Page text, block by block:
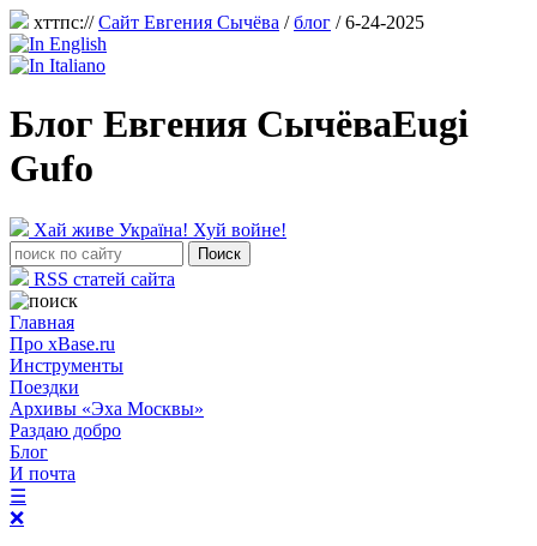
хттпс://Сайт Евгения Сычёва /блог / 6-24-2025
Блог Евгения СычёваEugi
Gufo
Хай живе Україна! Хуй войне!
RSS статей сайта
Главная
Про xBase.ru
Инструменты
Поездки
Архивы «Эха Москвы»
Раздаю добро
Блог
И почта
☰
❌